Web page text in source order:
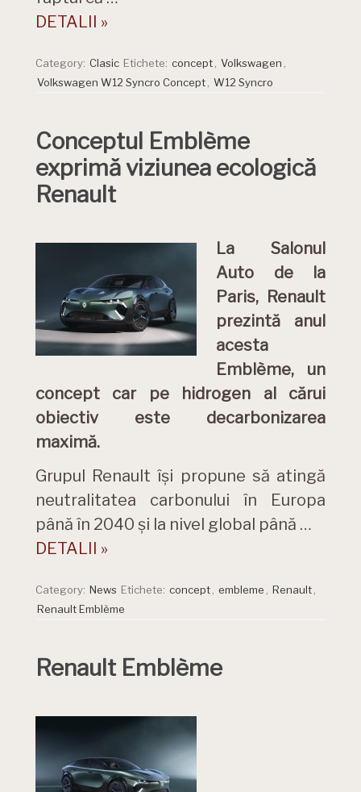
DETALII »
Category: Clasic Etichete: concept, Volkswagen ,
Volkswagen W12 Syncro Concept, W12 Syncro
Conceptul Emblème
exprimă viziunea ecologică
Renault
La Salonul
Auto de la
Paris, Renault
prezintă anul
acesta
Emblème, un
concept car pe hidrogen al cărui
obiectiv este decarbonizarea
maximă.
Grupul Renault își propune să atingă
neutralitatea carbonului în Europa
până în 2040 și la nivel global până …
DETALII »
Category: News Etichete: concept, embleme , Renault,
Renault Emblème
Renault Emblème